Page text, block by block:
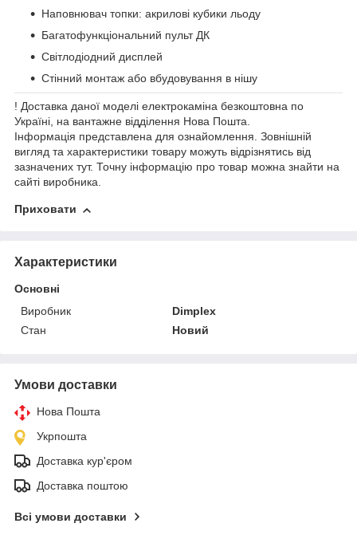
Наповнювач топки: акрилові кубики льоду
Багатофункціональний пульт ДК
Світлодіодний дисплей
Стінний монтаж або вбудовування в нішу
! Доставка даної моделі електрокаміна безкоштовна по
Україні, на вантажне відділення Нова Пошта.
Інформація представлена для ознайомлення. Зовнішній
вигляд та характеристики товару можуть відрізнятись від
зазначених тут. Точну інформацію про товар можна знайти на
сайті виробника.
Приховати
Характеристики
Основні
Виробник
Dimplex
Стан
Новий
Умови доставки
Нова Пошта
Укрпошта
Доставка кур'єром
Доставка поштою
Всі умови доставки